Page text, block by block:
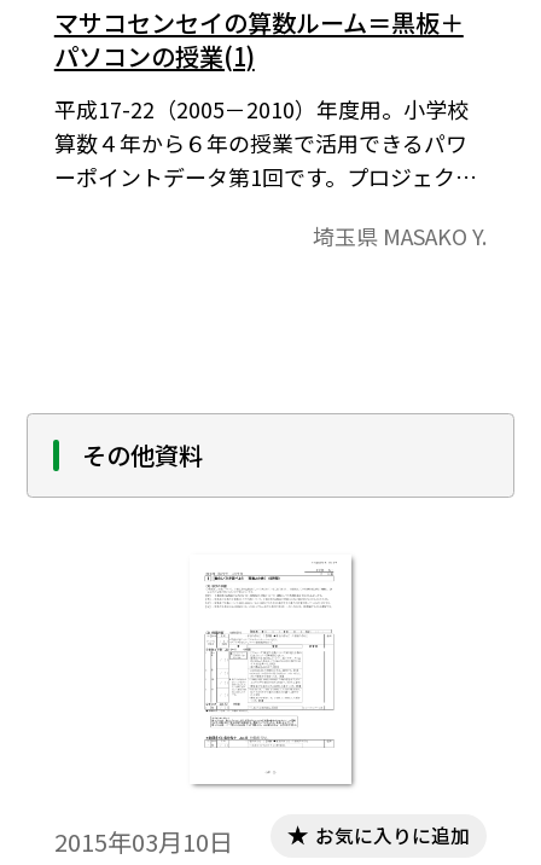
マサコセンセイの算数ルーム＝黒板＋
パソコンの授業(1)
平成17-22（2005－2010）年度用。小学校
算数４年から６年の授業で活用できるパワ
ーポイントデータ第1回です。プロジェクタ
になっています。目次・パワーポイントデー
埼玉県 MASAKO Y.
その他資料
2015年03月10日 お気に入りに追加